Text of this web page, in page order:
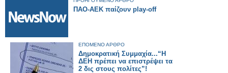
ΠΑΟ-ΑΕΚ παίζουν play-off
ΕΠΟΜΕΝΟ ΑΡΘΡΟ
Δημοκρατική Συμμαχία...“Η
ΔΕΗ πρέπει να επιστρέψει τα
2 δις στους πολίτες”!